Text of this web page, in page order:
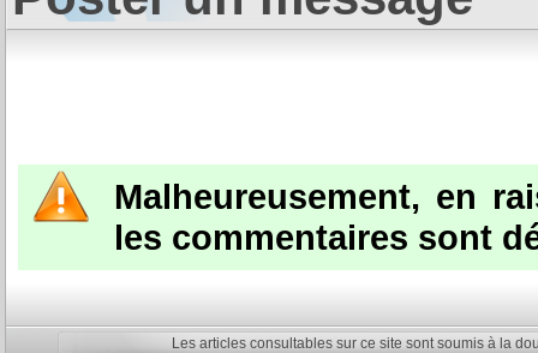
Malheureusement, en
les commentaires sont
Les articles consultables sur ce site sont soumis à la